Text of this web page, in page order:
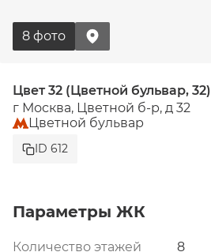
8 фото
Цвет 32 (Цветной бульвар, 32)
г Москва, Цветной б-р, д 32
Цветной бульвар
ID 612
Параметры ЖК
Количество этажей
8